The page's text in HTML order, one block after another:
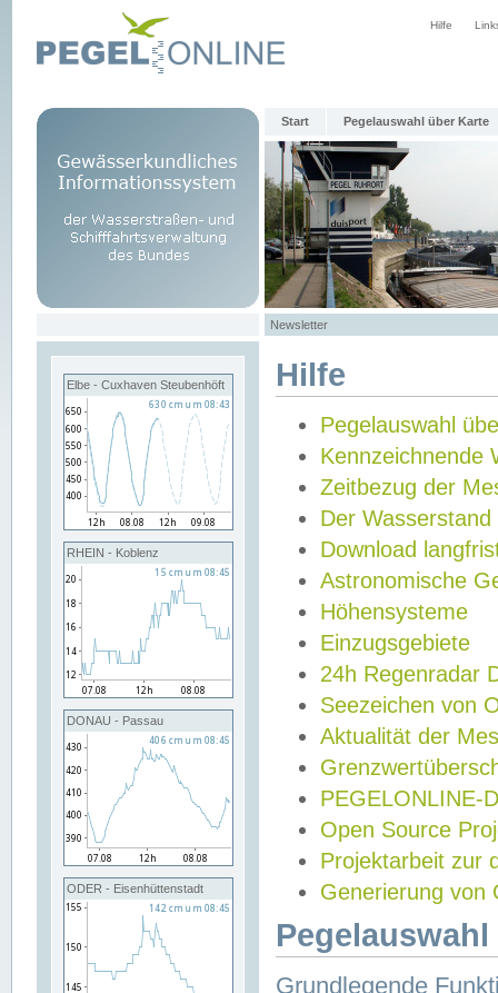
Hilfe
Start Pegelauswahl über Karte
Newsletter
Elbe - Cuxhaven Steubenhöft
RHEIN - Koblenz
DONAU - Passau
ODER - Eisenhüttenstadt
Hilfe
Pegelauswahl
Kennzeichnende
Zeitbezug der
Der Wasserstand
Download
Astronomische
Höhensysteme
Einzugsgebiete
24h Regenradar
Seezeichen von
Aktualität der
PEGELONLINE-
Open Source
Projektarbeit zur
Generierung von
Grundlegende